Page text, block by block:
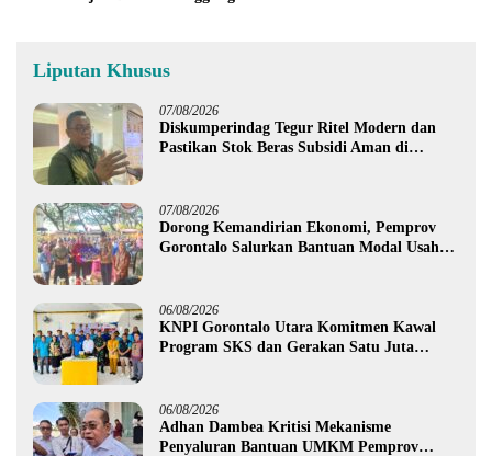
Liputan Khusus
07/08/2026
Diskumperindag Tegur Ritel Modern dan
Pastikan Stok Beras Subsidi Aman di
07/08/2026
Dorong Kemandirian Ekonomi, Pemprov
Gorontalo Salurkan Bantuan Modal Usaha
06/08/2026
KNPI Gorontalo Utara Komitmen Kawal
Program SKS dan Gerakan Satu Juta
06/08/2026
Adhan Dambea Kritisi Mekanisme
Penyaluran Bantuan UMKM Pemprov